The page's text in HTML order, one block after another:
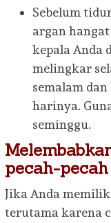
Sebelum
argan
kepala Anda
melingkar
semalam
harinya.
seminggu.
pecah-pecah
Jika Anda
terutama karena